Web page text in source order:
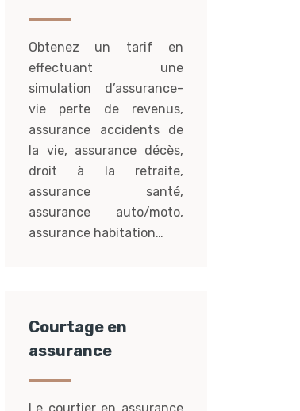
Obtenez un tarif en
effectuant une
simulation d’assurance-
vie perte de revenus,
assurance accidents de
la vie, assurance décès,
droit à la retraite,
assurance santé,
assurance auto/moto,
assurance habitation…
Courtage en
assurance